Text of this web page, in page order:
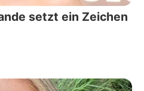
setzt ein Zeichen